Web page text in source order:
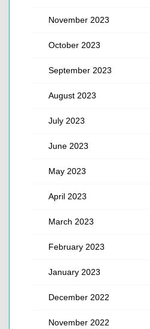
November 2023
October 2023
September 2023
August 2023
July 2023
June 2023
May 2023
April 2023
March 2023
February 2023
January 2023
December 2022
November 2022